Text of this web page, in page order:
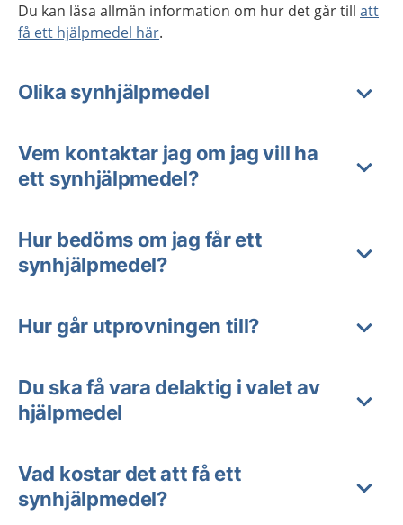
Du kan läsa allmän information om hur det går till att
få ett hjälpmedel här.
Olika synhjälpmedel
Vem kontaktar jag om jag vill ha
ett synhjälpmedel?
Hur bedöms om jag får ett
synhjälpmedel?
Hur går utprovningen till?
Du ska få vara delaktig i valet av
hjälpmedel
Vad kostar det att få ett
synhjälpmedel?